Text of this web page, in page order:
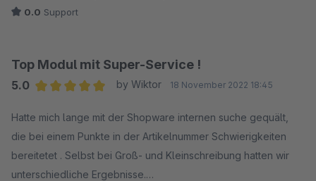
0.0 Support
Top Modul mit Super-Service !
5.0
by Wiktor 18 November 2022 18:45
Hatte mich lange mit der Shopware internen suche gequält,
die bei einem Punkte in der Artikelnummer Schwierigkeiten
bereitetet . Selbst bei Groß- und Kleinschreibung hatten wir
unterschiedliche Ergebnisse.